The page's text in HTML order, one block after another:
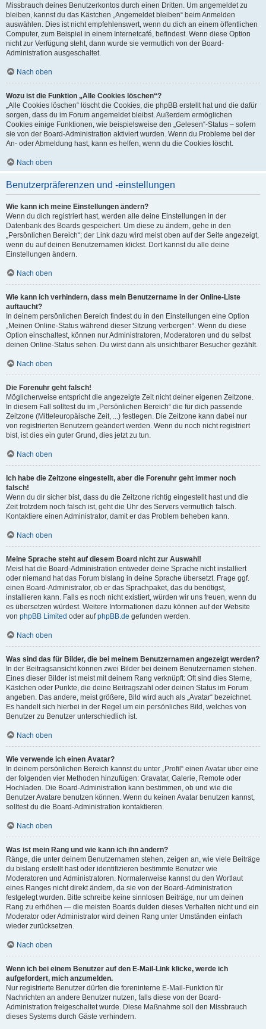
Missbrauch deines Benutzerkontos durch einen Dritten. Um angemeldet zu
bleiben, kannst du das Kästchen „Angemeldet bleiben“ beim Anmelden
auswählen. Dies ist nicht empfehlenswert, wenn du dich an einem öffentlichen
Computer, zum Beispiel in einem Internetcafé, befindest. Wenn diese Option
nicht zur Verfügung steht, dann wurde sie vermutlich von der Board-
Administration ausgeschaltet.
Nach oben
Wozu ist die Funktion „Alle Cookies löschen“?
„Alle Cookies löschen“ löscht die Cookies, die phpBB erstellt hat und die dafür
sorgen, dass du im Forum angemeldet bleibst. Außerdem ermöglichen
Cookies einige Funktionen, wie beispielsweise den „Gelesen“-Status – sofern
sie von der Board-Administration aktiviert wurden. Wenn du Probleme bei der
An- oder Abmeldung hast, kann es helfen, wenn du die Cookies löscht.
Nach oben
Benutzerpräferenzen und -einstellungen
Wie kann ich meine Einstellungen ändern?
Wenn du dich registriert hast, werden alle deine Einstellungen in der
Datenbank des Boards gespeichert. Um diese zu ändern, gehe in den
„Persönlichen Bereich“; der Link dazu wird meist oben auf der Seite angezeigt,
wenn du auf deinen Benutzernamen klickst. Dort kannst du alle deine
Einstellungen ändern.
Nach oben
Wie kann ich verhindern, dass mein Benutzername in der Online-Liste
auftaucht?
In deinem persönlichen Bereich findest du in den Einstellungen eine Option
„Meinen Online-Status während dieser Sitzung verbergen“. Wenn du diese
Option einschaltest, können nur Administratoren, Moderatoren und du selbst
deinen Online-Status sehen. Du wirst dann als unsichtbarer Besucher gezählt.
Nach oben
Die Forenuhr geht falsch!
Möglicherweise entspricht die angezeigte Zeit nicht deiner eigenen Zeitzone.
In diesem Fall solltest du im „Persönlichen Bereich“ die für dich passende
Zeitzone (Mitteleuropäische Zeit, ...) festlegen. Die Zeitzone kann dabei nur
von registrierten Benutzern geändert werden. Wenn du noch nicht registriert
bist, ist dies ein guter Grund, dies jetzt zu tun.
Nach oben
Ich habe die Zeitzone eingestellt, aber die Forenuhr geht immer noch
falsch!
Wenn du dir sicher bist, dass du die Zeitzone richtig eingestellt hast und die
Zeit trotzdem noch falsch ist, geht die Uhr des Servers vermutlich falsch.
Kontaktiere einen Administrator, damit er das Problem beheben kann.
Nach oben
Meine Sprache steht auf diesem Board nicht zur Auswahl!
Meist hat die Board-Administration entweder deine Sprache nicht installiert
oder niemand hat das Forum bislang in deine Sprache übersetzt. Frage ggf.
einen Board-Administrator, ob er das Sprachpaket, das du benötigst,
installieren kann. Falls es noch nicht existiert, würden wir uns freuen, wenn du
es übersetzen würdest. Weitere Informationen dazu können auf der Website
von phpBB Limited oder aufphpBB.de gefunden werden.
Nach oben
Was sind das für Bilder, die bei meinem Benutzernamen angezeigt werden?
In der Beitragsansicht können zwei Bilder bei deinem Benutzernamen stehen.
Eines dieser Bilder ist meist mit deinem Rang verknüpft: Oft sind dies Sterne,
Kästchen oder Punkte, die deine Beitragszahl oder deinen Status im Forum
angeben. Das andere, meist größere, Bild wird auch als „Avatar“ bezeichnet.
Es handelt sich hierbei in der Regel um ein persönliches Bild, welches von
Benutzer zu Benutzer unterschiedlich ist.
Nach oben
Wie verwende ich einen Avatar?
In deinem persönlichen Bereich kannst du unter „Profil“ einen Avatar über eine
der folgenden vier Methoden hinzufügen: Gravatar, Galerie, Remote oder
Hochladen. Die Board-Administration kann bestimmen, ob und wie die
Benutzer Avatare benutzen können. Wenn du keinen Avatar benutzen kannst,
solltest du die Board-Administration kontaktieren.
Nach oben
Was ist mein Rang und wie kann ich ihn ändern?
Ränge, die unter deinem Benutzernamen stehen, zeigen an, wie viele Beiträge
du bislang erstellt hast oder identifizieren bestimmte Benutzer wie
Moderatoren und Administratoren. Normalerweise kannst du den Wortlaut
eines Ranges nicht direkt ändern, da sie von der Board-Administration
festgelegt wurden. Bitte schreibe keine sinnlosen Beiträge, nur um deinen
Rang zu erhöhen — die meisten Boards dulden dieses Verhalten nicht und ein
Moderator oder Administrator wird deinen Rang unter Umständen einfach
wieder zurücksetzen.
Nach oben
Wenn ich bei einem Benutzer auf den E-Mail-Link klicke, werde ich
aufgefordert, mich anzumelden.
Nur registrierte Benutzer dürfen die foreninterne E-Mail-Funktion für
Nachrichten an andere Benutzer nutzen, falls diese von der Board-
Administration freigeschaltet wurde. Diese Maßnahme soll den Missbrauch
dieses Systems durch Gäste verhindern.